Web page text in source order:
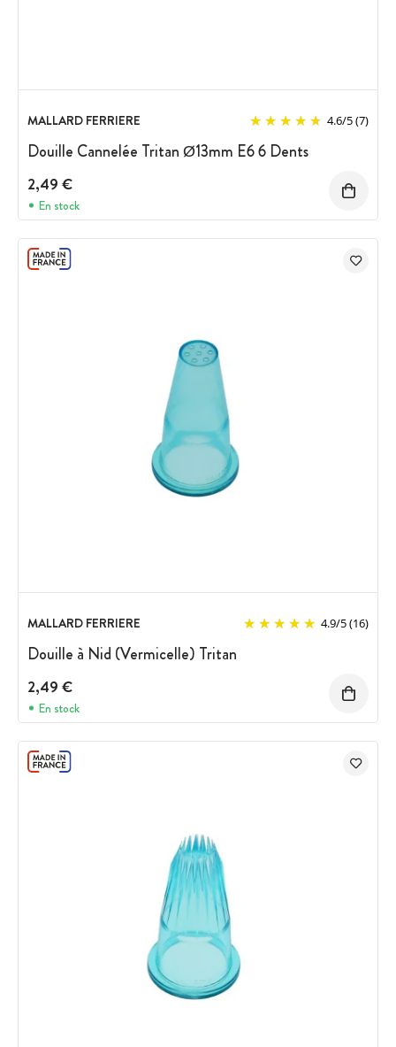
MALLARD FERRIERE 4.6/5(7)
Douille Cannelée Tritan Ø13mm E6 6 Dents
2,49 €
En stock
MALLARD FERRIERE 4.9/5(16)
Douille à Nid (Vermicelle) Tritan
2,49 €
En stock